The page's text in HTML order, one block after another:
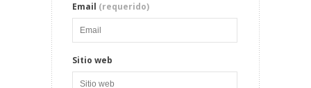
Email (requerido)
Sitio web